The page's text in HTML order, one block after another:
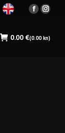
Facebook
in
in
0.00 €(0.00 kn)